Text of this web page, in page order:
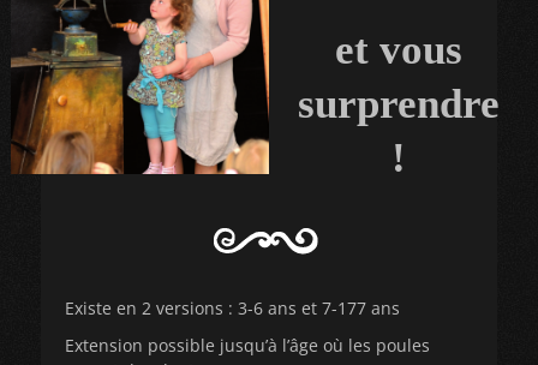
et vous
surprendre
!
Existe en 2 versions : 3-6 ans et 7-177 ans
Extension possible jusqu’à l’âge où les poules